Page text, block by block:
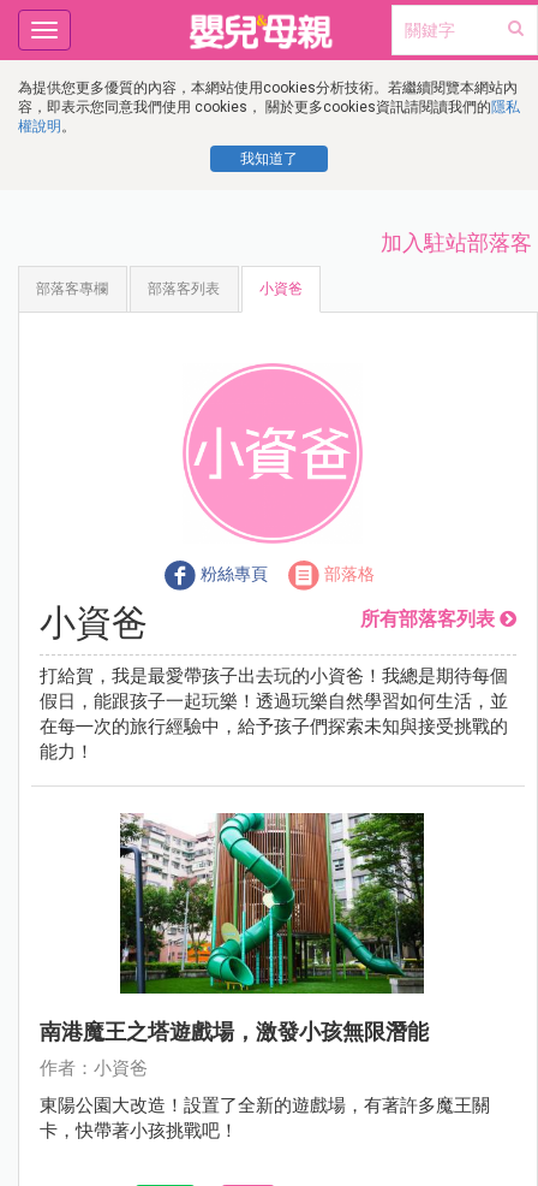
為提供您更多優質的內容，本網站使用cookies分析技術。若繼續閱覽本網站內
容，即表示您同意我們使用 cookies， 關於更多cookies資訊請閱讀我們的隱私
權說明 。
我知道了
Toggle
navigation
加入駐站部落客
部落客專欄 部落客列表 小資爸
粉絲專頁 部落格
小資爸 所有部落客列表
打給賀，我是最愛帶孩子出去玩的小資爸！我總是期待每個
假日，能跟孩子一起玩樂！透過玩樂自然學習如何生活，並
在每㇐次的旅行經驗中，給予孩子們探索未知與接受挑戰的
能力！
南港魔王之塔遊戲場，激發小孩無限潛能
作者：小資爸
東陽公園大改造！設置了全新的遊戲場，有著許多魔王關
卡，快帶著小孩挑戰吧！